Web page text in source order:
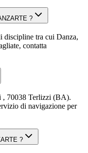
Quali sono le discipline praticate in ASD DANZARTE ?
tra cui Danza,
contatta
70038 Terlizzi (BA).
di navigazione per
Chi è il rappresentante legale di ASD DANZARTE ?